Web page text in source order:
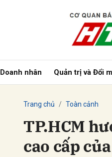
Doanh nhân Quản trị và Đổi
Trang chủ Toàn cảnh
TP.HCM
cao cấp